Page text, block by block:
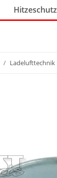
Hitzeschutz
Ladelufttechnik